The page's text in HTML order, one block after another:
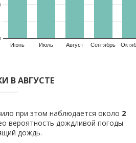
Июнь Июль Август Сентябрь
В АВГУСТЕ
при этом наблюдается около 2
вероятность дождливой погоды
дождь.